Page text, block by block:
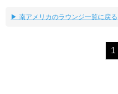
▶ 南アメリカのラウンジ一覧に戻る
1